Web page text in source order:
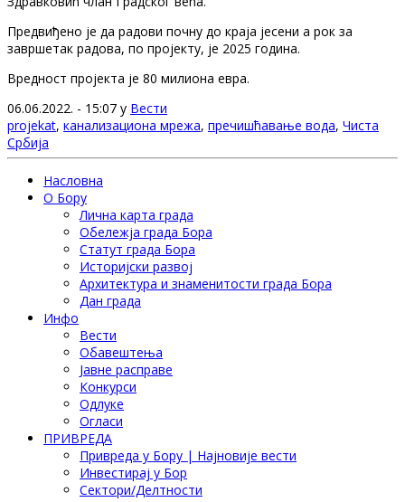
Предвиђено је да радови почну до краја јесени а рок за
завршетак радова, по пројекту, је 2025 година.
Вредност пројекта је 80 милиона евра.
06.06.2022. - 15:07 у Вести
projekat, канализациона мрежа, пречишћавање вода, Чиста
Србија
Насловна
О Бору
Лична карта града
Обележја града Бора
Статут града Бора
Историјски развој
Архитектура и знаменитости града Бора
Дан града
Инфо
Вести
Обавештења
Јавне расправе
Конкурси
Одлуке
Огласи
ПРИВРЕДА
Привреда у Бору | Најновије вести
Инвестирај у Бор
Сектори/Делтности